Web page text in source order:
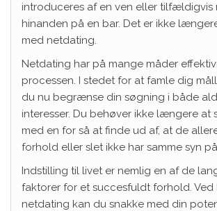
introduceres af en ven eller tilfældigvis
hinanden på en bar. Det er ikke
med netdating.
Netdating har på mange måder
processen. I stedet for at famle dig
du nu begrænse din søgning i både
interesser. Du behøver ikke længere at
med en for så at finde ud af, at de
forhold eller slet ikke har samme syn
Indstilling til livet er nemlig en af de
faktorer for et succesfuldt forhold.
netdating kan du snakke med din